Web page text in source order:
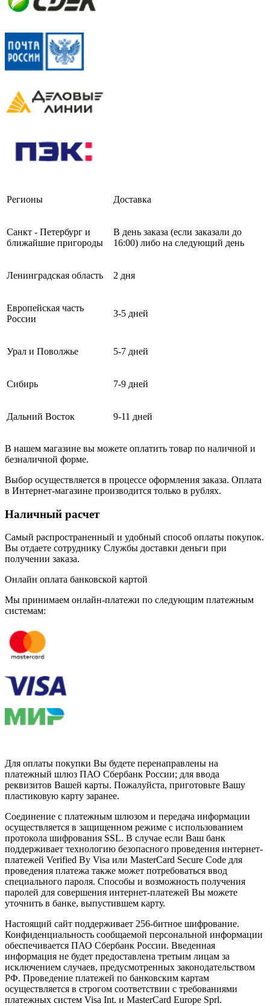
Регионы Доставка
Санкт - Петербург и
ближайшие пригороды
В день заказа (если заказали до
16:00) либо на следующий день
Ленинградская область 2 дня
Европейская часть
России
3-5 дней
Урал и Поволжье 5-7 дней
Сибирь 7-9 дней
Дальний Восток 9-11 дней
В нашем магазине вы можете оплатить товар по наличной и
безналичной форме.
Выбор осуществляется в процессе оформления заказа. Оплата
в Интернет-магазине производится только в рублях.
Наличный расчет
Самый распространенный и удобный способ оплаты покупок.
Вы отдаете сотруднику Службы доставки деньги при
получении заказа.
Онлайн оплата банковской картой
Мы принимаем онлайн-платежи по cледующим платежным
системам:
Для оплаты покупки Вы будете перенаправлены на
платежный шлюз ПАО Сбербанк России; для ввода
реквизитов Вашей карты. Пожалуйста, приготовьте Вашу
пластиковую карту заранее.
Соединение с платежным шлюзом и передача информации
осуществляется в защищенном режиме с использованием
протокола шифрования SSL. В случае если Ваш банк
поддерживает технологию безопасного проведения интернет-
платежей Verified By Visa или MasterCard Secure Code для
проведения платежа также может потребоваться ввод
специального пароля. Способы и возможность получения
паролей для совершения интернет-платежей Вы можете
уточнить в банке, выпустившем карту.
Настоящий сайт поддерживает 256-битное шифрование.
Конфиденциальность сообщаемой персональной информации
обеспечивается ПАО Сбербанк России. Введенная
информация не будет предоставлена третьим лицам за
исключением случаев, предусмотренных законодательством
РФ. Проведение платежей по банковским картам
осуществляется в строгом соответствии с требованиями
платежных систем Visa Int. и MasterCard Europe Sprl.